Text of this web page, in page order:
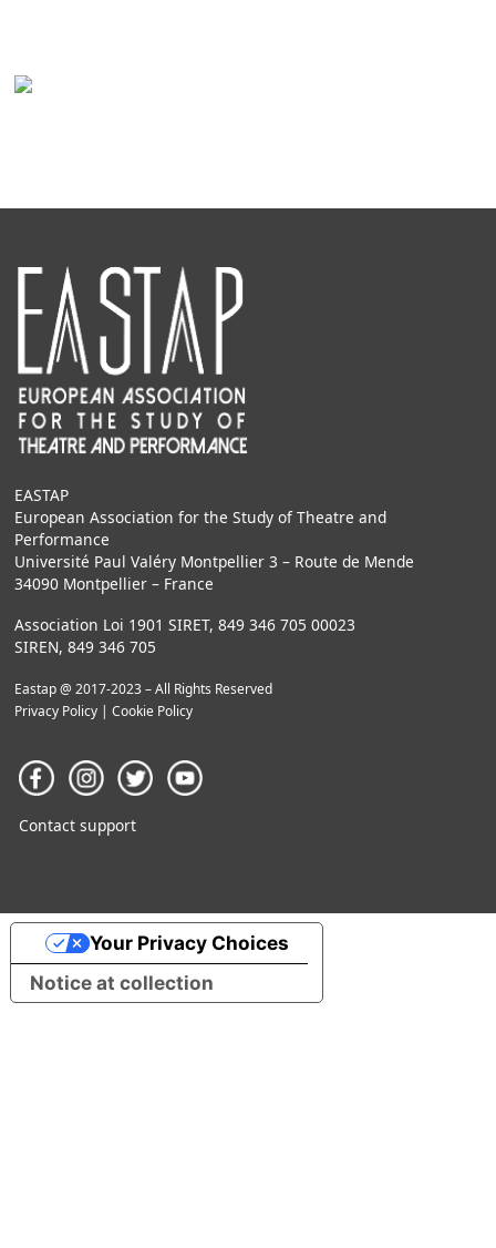
EASTAP
European Association for the Study of Theatre and
Performance
Université Paul Valéry Montpellier 3 – Route de Mende
34090 Montpellier – France
Association Loi 1901 SIRET, 849 346 705 00023
SIREN, 849 346 705
Eastap @ 2017-2023 – All Rights Reserved
Privacy Policy| Cookie Policy
Contact support
Notice at collection
Your Privacy Choices